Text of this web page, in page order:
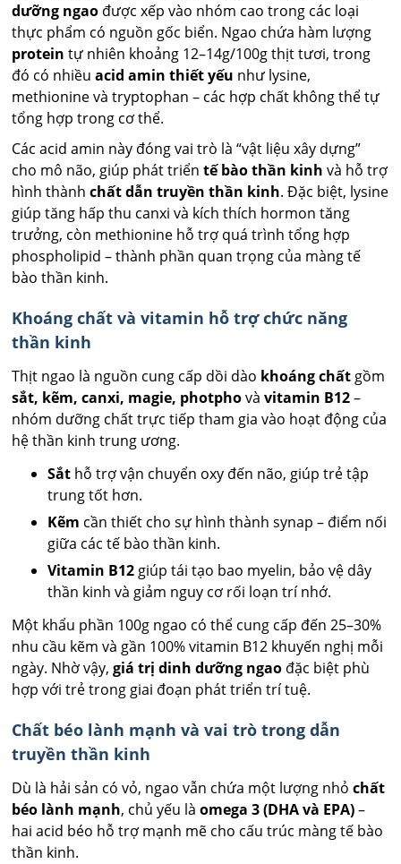
dưỡng ngao được xếp vào nhóm cao trong các loại
thực phẩm có nguồn gốc biển. Ngao chứa hàm lượng
protein tự nhiên khoảng 12–14g/100g thịt tươi, trong
đó có nhiềuacid amin thiết yếu như lysine,
methionine và tryptophan – các hợp chất không thể tự
tổng hợp trong cơ thể.
Các acid amin này đóng vai trò là “vật liệu xây dựng”
cho mô não, giúp phát triểntế bào thần kinh và hỗ trợ
hình thànhchất dẫn truyền thần kinh. Đặc biệt, lysine
giúp tăng hấp thu canxi và kích thích hormon tăng
trưởng, còn methionine hỗ trợ quá trình tổng hợp
phospholipid – thành phần quan trọng của màng tế
bào thần kinh.
Khoáng chất và vitamin hỗ trợ chức năng
thần kinh
Thịt ngao là nguồn cung cấp dồi dào khoáng chất gồm
sắt, kẽm, canxi, magie, photphovàvitamin B12–
nhóm dưỡng chất trực tiếp tham gia vào hoạt động của
hệ thần kinh trung ương.
Sắt hỗ trợ vận chuyển oxy đến não, giúp trẻ tập
trung tốt hơn.
Kẽm cần thiết cho sự hình thành synap – điểm nối
giữa các tế bào thần kinh.
Vitamin B12 giúp tái tạo bao myelin, bảo vệ dây
thần kinh và giảm nguy cơ rối loạn trí nhớ.
Một khẩu phần 100g ngao có thể cung cấp đến 25–30%
nhu cầu kẽm và gần 100% vitamin B12 khuyến nghị mỗi
ngày. Nhờ vậy,giá trị dinh dưỡng ngao đặc biệt phù
hợp với trẻ trong giai đoạn phát triển trí tuệ.
Chất béo lành mạnh và vai trò trong dẫn
truyền thần kinh
Dù là hải sản có vỏ, ngao vẫn chứa một lượng nhỏchất
béo lành mạnh, chủ yếu làomega 3 (DHA và EPA)–
hai acid béo hỗ trợ mạnh mẽ cho cấu trúc màng tế bào
thần kinh.